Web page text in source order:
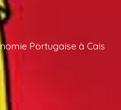
Portugaise à Cais